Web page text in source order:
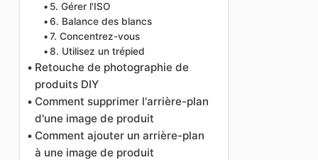
5. Gérer l'ISO
6. Balance des blancs
7. Concentrez-vous
8. Utilisez un trépied
Retouche de photographie de
produits DIY
Comment supprimer l'arrière-plan
d'une image de produit
Comment ajouter un arrière-plan
à une image de produit